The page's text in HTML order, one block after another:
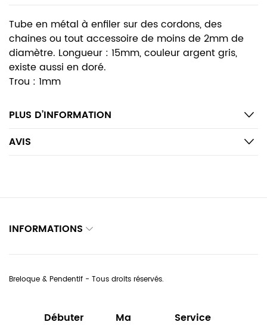
Tube en métal à enfiler sur des cordons, des
chaines ou tout accessoire de moins de 2mm de
diamètre. Longueur : 15mm, couleur argent gris,
existe aussi en doré.
Trou : 1mm
PLUS D’INFORMATION
AVIS
INFORMATIONS
Breloque & Pendentif - Tous droits réservés.
Débuter
Ma
Service